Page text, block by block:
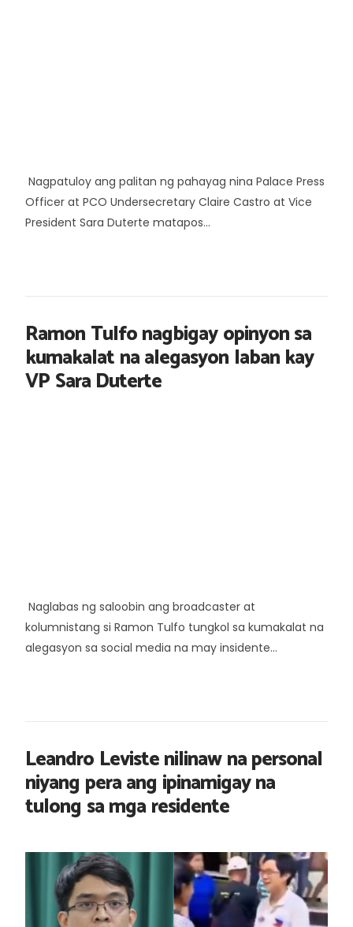
Nagpatuloy ang palitan ng pahayag nina Palace Press
Officer at PCO Undersecretary Claire Castro at Vice
President Sara Duterte matapos...
Ramon Tulfo nagbigay opinyon sa
kumakalat na alegasyon laban kay
VP Sara Duterte
Naglabas ng saloobin ang broadcaster at
kolumnistang si Ramon Tulfo tungkol sa kumakalat na
alegasyon sa social media na may insidente...
Leandro Leviste nilinaw na personal
niyang pera ang ipinamigay na
tulong sa mga residente